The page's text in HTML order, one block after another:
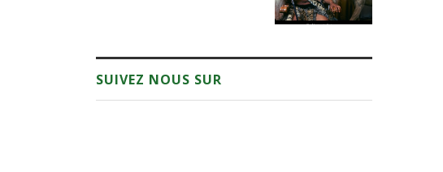
SUIVEZ NOUS SUR